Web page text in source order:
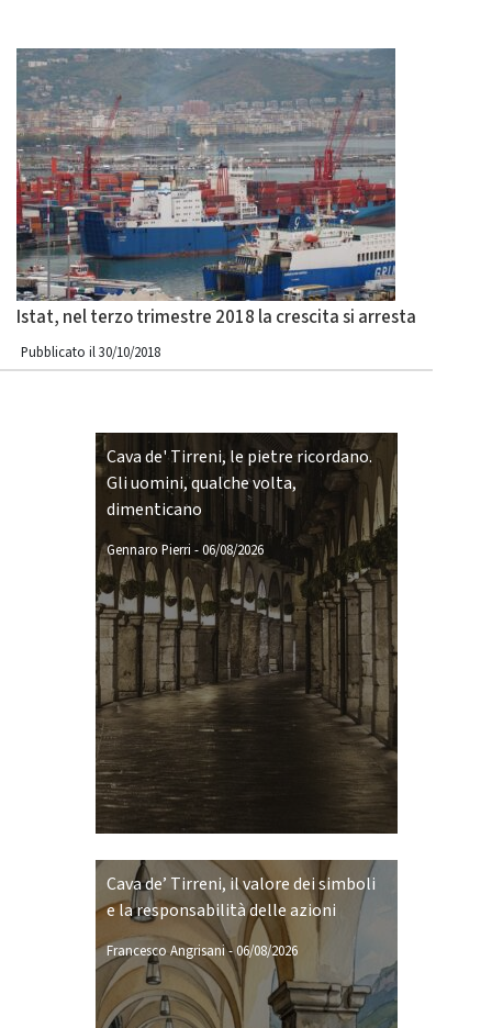
Istat, nel terzo trimestre 2018 la crescita si arresta
Pubblicato il 30/10/2018
Cava de' Tirreni, le pietre ricordano.
Gli uomini, qualche volta,
dimenticano
Gennaro Pierri -06/08/2026
Cava de’ Tirreni, il valore dei simboli
e la responsabilità delle azioni
Francesco Angrisani-06/08/2026